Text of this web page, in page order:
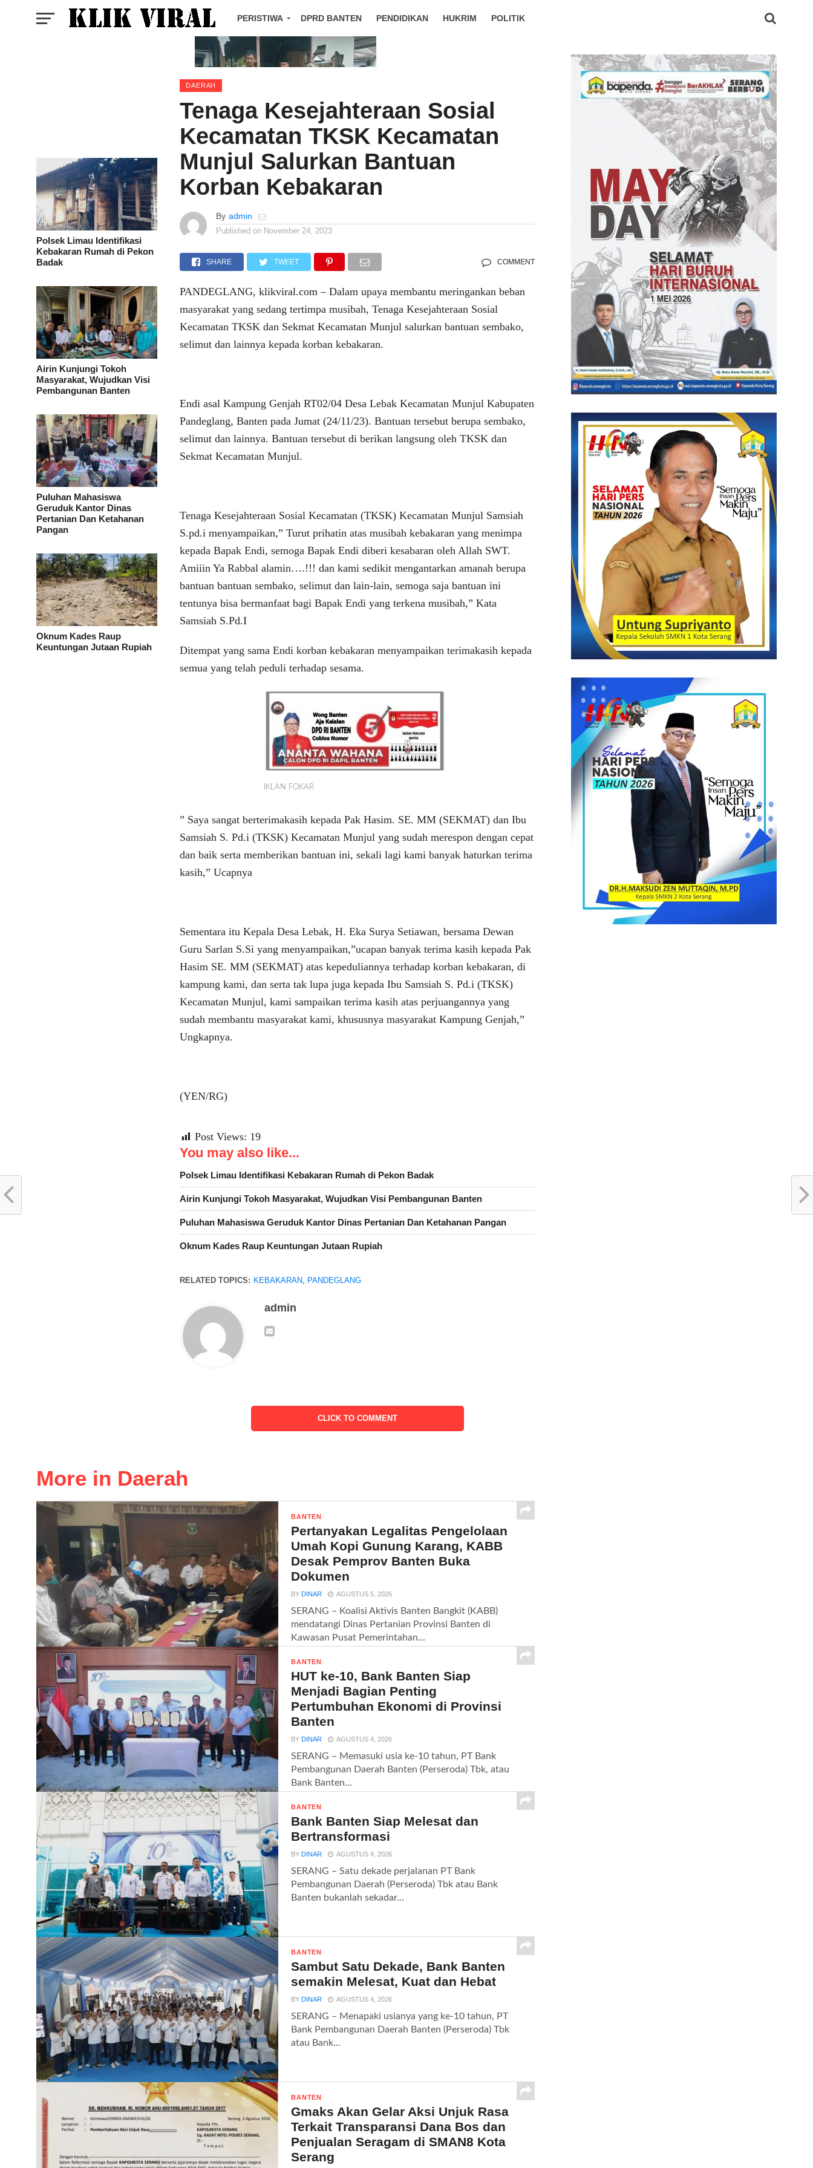
PERISTIWA DPRD BANTEN PENDIDIKAN HUKRIM POLITIK
Polsek Limau Identifikasi
Kebakaran Rumah di Pekon
Badak
Airin Kunjungi Tokoh
Masyarakat, Wujudkan Visi
Pembangunan Banten
Puluhan Mahasiswa
Geruduk Kantor Dinas
Pertanian Dan Ketahanan
Pangan
Oknum Kades Raup
Keuntungan Jutaan Rupiah
DAERAH
Tenaga Kesejahteraan Sosial
Kecamatan TKSK Kecamatan
Munjul Salurkan Bantuan
Korban Kebakaran
By admin
Published on November 24, 2023
SHARE TWEET COMMENT
PANDEGLANG, klikviral.com – Dalam upaya membantu meringankan beban
masyarakat yang sedang tertimpa musibah, Tenaga Kesejahteraan Sosial
Kecamatan TKSK dan Sekmat Kecamatan Munjul salurkan bantuan sembako,
selimut dan lainnya kepada korban kebakaran.
Endi asal Kampung Genjah RT02/04 Desa Lebak Kecamatan Munjul Kabupaten
Pandeglang, Banten pada Jumat (24/11/23). Bantuan tersebut berupa sembako,
selimut dan lainnya. Bantuan tersebut di berikan langsung oleh TKSK dan
Sekmat Kecamatan Munjul.
Tenaga Kesejahteraan Sosial Kecamatan (TKSK) Kecamatan Munjul Samsiah
S.pd.i menyampaikan,” Turut prihatin atas musibah kebakaran yang menimpa
kepada Bapak Endi, semoga Bapak Endi diberi kesabaran oleh Allah SWT.
Amiiin Ya Rabbal alamin….!!! dan kami sedikit mengantarkan amanah berupa
bantuan bantuan sembako, selimut dan lain-lain, semoga saja bantuan ini
tentunya bisa bermanfaat bagi Bapak Endi yang terkena musibah,” Kata
Samsiah S.Pd.I
Ditempat yang sama Endi korban kebakaran menyampaikan terimakasih kepada
semua yang telah peduli terhadap sesama.
IKLAN FOKAR
” Saya sangat berterimakasih kepada Pak Hasim. SE. MM (SEKMAT) dan Ibu
Samsiah S. Pd.i (TKSK) Kecamatan Munjul yang sudah merespon dengan cepat
dan baik serta memberikan bantuan ini, sekali lagi kami banyak haturkan terima
kasih,” Ucapnya
Sementara itu Kepala Desa Lebak, H. Eka Surya Setiawan, bersama Dewan
Guru Sarlan S.Si yang menyampaikan,”ucapan banyak terima kasih kepada Pak
Hasim SE. MM (SEKMAT) atas kepeduliannya terhadap korban kebakaran, di
kampung kami, dan serta tak lupa juga kepada Ibu Samsiah S. Pd.i (TKSK)
Kecamatan Munjul, kami sampaikan terima kasih atas perjuangannya yang
sudah membantu masyarakat kami, khususnya masyarakat Kampung Genjah,”
Ungkapnya.
(YEN/RG)
Post Views: 19
You may also like...
Polsek Limau Identifikasi Kebakaran Rumah di Pekon Badak
Airin Kunjungi Tokoh Masyarakat, Wujudkan Visi Pembangunan Banten
Puluhan Mahasiswa Geruduk Kantor Dinas Pertanian Dan Ketahanan Pangan
Oknum Kades Raup Keuntungan Jutaan Rupiah
RELATED TOPICS: KEBAKARAN, PANDEGLANG
admin
CLICK TO COMMENT
More in Daerah
BANTEN
Pertanyakan Legalitas Pengelolaan
Umah Kopi Gunung Karang, KABB
Desak Pemprov Banten Buka
Dokumen
BYDINAR AGUSTUS 5, 2026
SERANG – Koalisi Aktivis Banten Bangkit (KABB)
mendatangi Dinas Pertanian Provinsi Banten di
Kawasan Pusat Pemerintahan...
BANTEN
HUT ke-10, Bank Banten Siap
Menjadi Bagian Penting
Pertumbuhan Ekonomi di Provinsi
Banten
BYDINAR AGUSTUS 4, 2026
SERANG – Memasuki usia ke-10 tahun, PT Bank
Pembangunan Daerah Banten (Perseroda) Tbk, atau
Bank Banten...
BANTEN
Bank Banten Siap Melesat dan
Bertransformasi
BYDINAR AGUSTUS 4, 2026
SERANG – Satu dekade perjalanan PT Bank
Pembangunan Daerah (Perseroda) Tbk atau Bank
Banten bukanlah sekadar...
BANTEN
Sambut Satu Dekade, Bank Banten
semakin Melesat, Kuat dan Hebat
BYDINAR AGUSTUS 4, 2026
SERANG – Menapaki usianya yang ke-10 tahun, PT
Bank Pembangunan Daerah Banten (Perseroda) Tbk
atau Bank...
BANTEN
Gmaks Akan Gelar Aksi Unjuk Rasa
Terkait Transparansi Dana Bos dan
Penjualan Seragam di SMAN8 Kota
Serang